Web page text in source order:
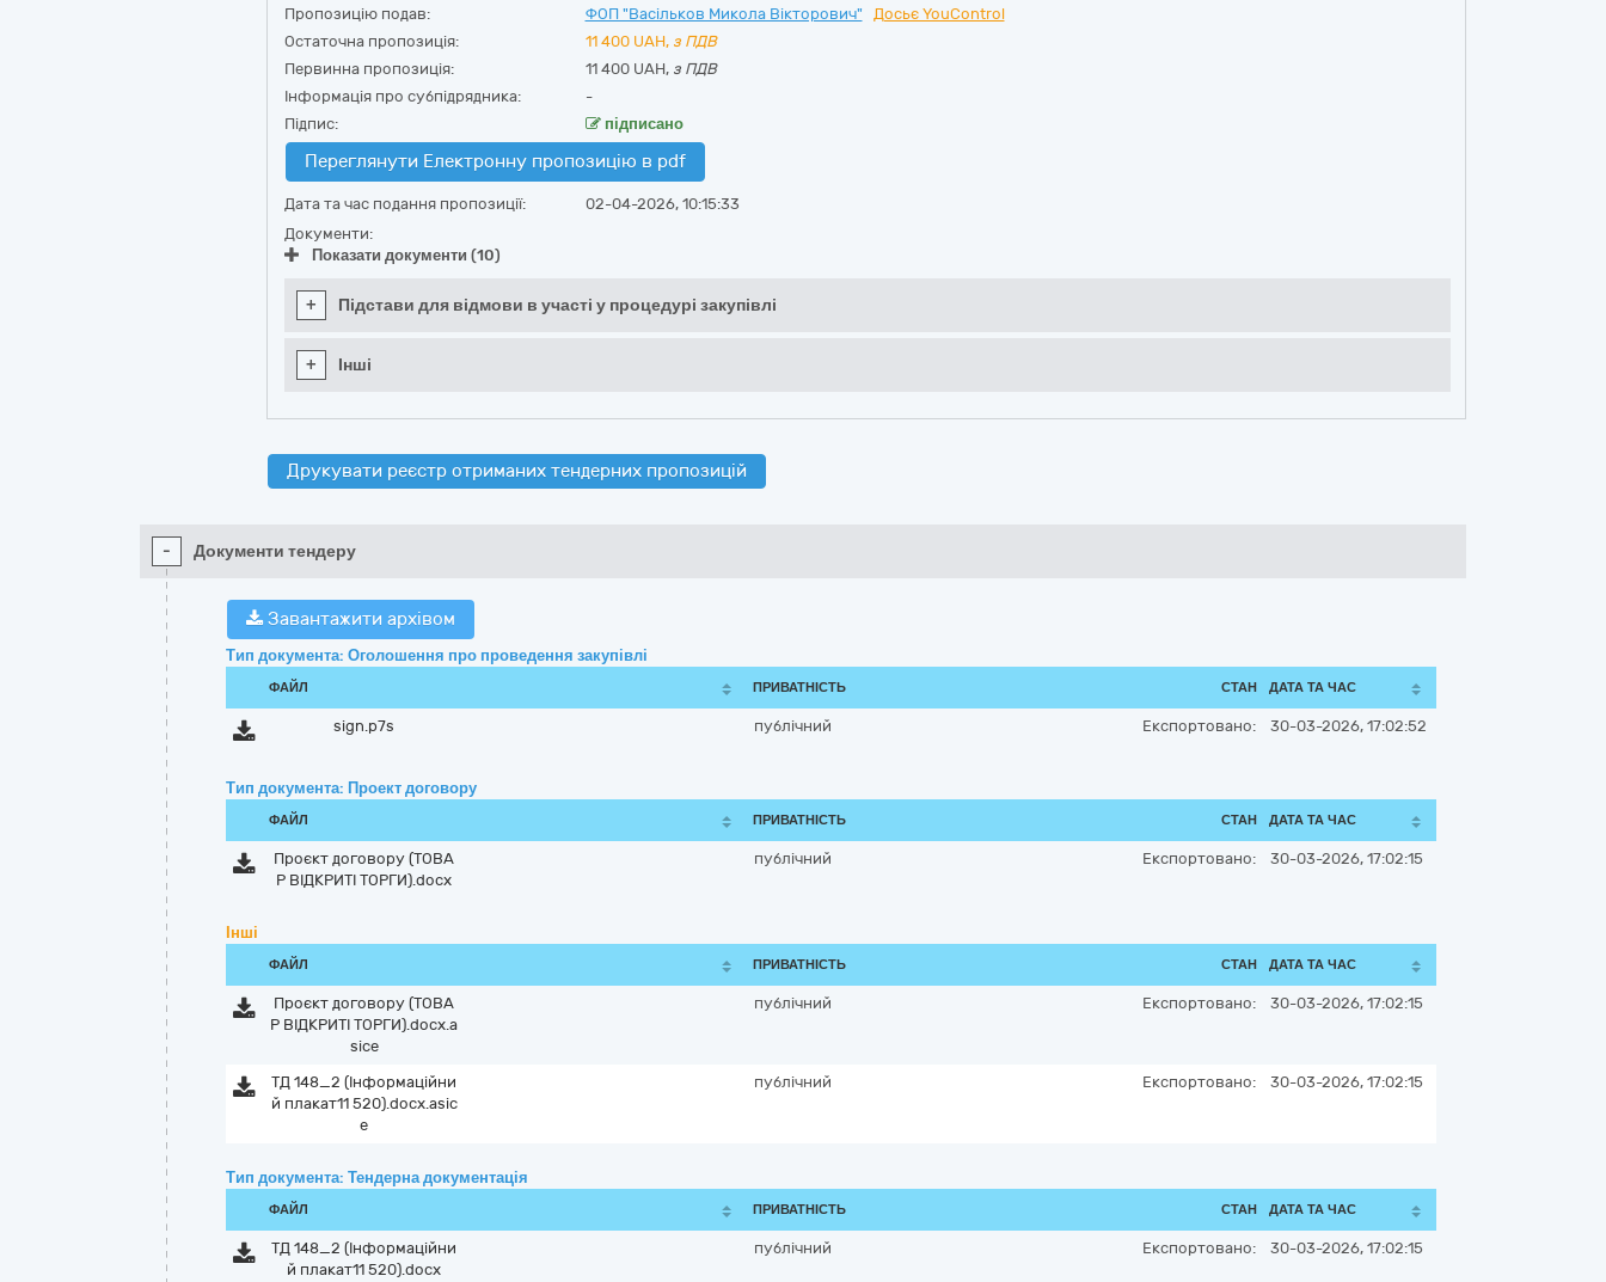
Пропозицію подав: ФОП "Васільков Микола Вікторович"
Досьє YouControl
Остаточна пропозиція:
11 400 UAH, з ПДВ
Первинна пропозиція:
11 400 UAH, з ПДВ
Інформація про субпідрядника:
-
Підпис:
підписано
Переглянути Електронну пропозицію в pdf
Дата та час подання пропозиції:
02-04-2026, 10:15:33
Документи:
Показати документи (10)
+ Підстави для відмови в участі у процедурі закупівлі
+ Інші
Друкувати реєстр отриманих тендерних пропозицій
- Документи тендеру
Завантажити архівом
Тип документа: Оголошення про проведення закупівлі
ФАЙЛ ПРИВАТНІСТЬ СТАН ДАТА ТА ЧАС
sign.p7s публічний Експортовано: 30-03-2026, 17:02:52
Тип документа: Проект договору
ФАЙЛ ПРИВАТНІСТЬ СТАН ДАТА ТА ЧАС
Проєкт договору (ТОВА
Р ВІДКРИТІ ТОРГИ).docx
публічний Експортовано: 30-03-2026, 17:02:15
Інші
ФАЙЛ ПРИВАТНІСТЬ СТАН ДАТА ТА ЧАС
Проєкт договору (ТОВА
Р ВІДКРИТІ ТОРГИ).docx.a
sice
публічний Експортовано: 30-03-2026, 17:02:15
ТД 148_2 (Інформаційни
й плакат11 520).docx.asic
e
публічний Експортовано: 30-03-2026, 17:02:15
Тип документа: Тендерна документація
ФАЙЛ ПРИВАТНІСТЬ СТАН ДАТА ТА ЧАС
ТД 148_2 (Інформаційни
й плакат11 520).docx
публічний Експортовано: 30-03-2026, 17:02:15